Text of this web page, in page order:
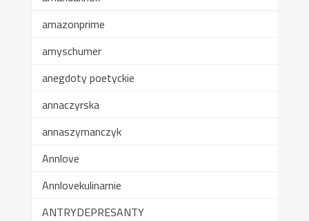
amazonprime
amyschumer
anegdoty poetyckie
annaczyrska
annaszymanczyk
Annlove
Annlovekulinarnie
ANTRYDEPRESANTY